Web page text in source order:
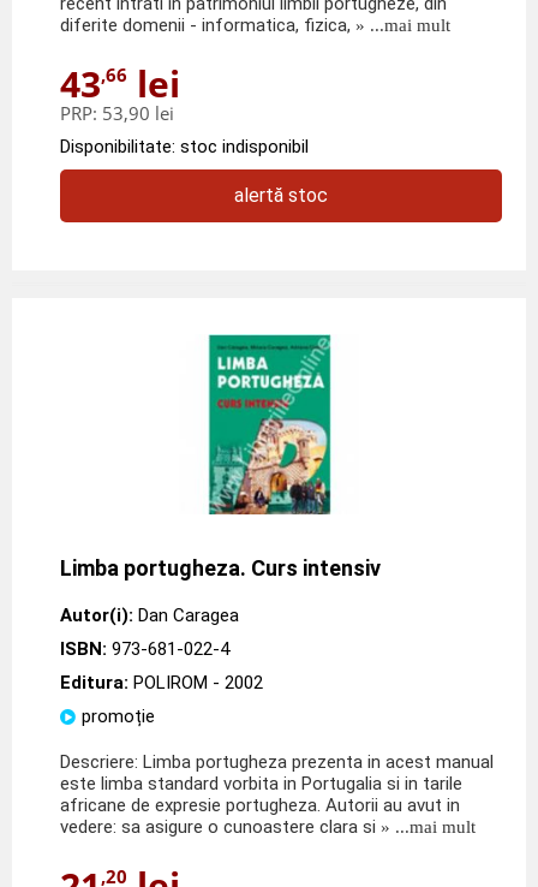
diferite domenii - informatica, fizica, » ...mai mult
43,66 lei
PRP: 53,90 lei
Disponibilitate: stoc indisponibil
alertă stoc
Limba portugheza. Curs intensiv
Autor(i): Dan Caragea
ISBN: 973-681-022-4
Editura: POLIROM - 2002
promoție
Descriere: Limba portugheza prezenta in acest manual
este limba standard vorbita in Portugalia si in tarile
africane de expresie portugheza. Autorii au avut in
vedere: sa asigure o cunoastere clara si » ...mai mult
,20